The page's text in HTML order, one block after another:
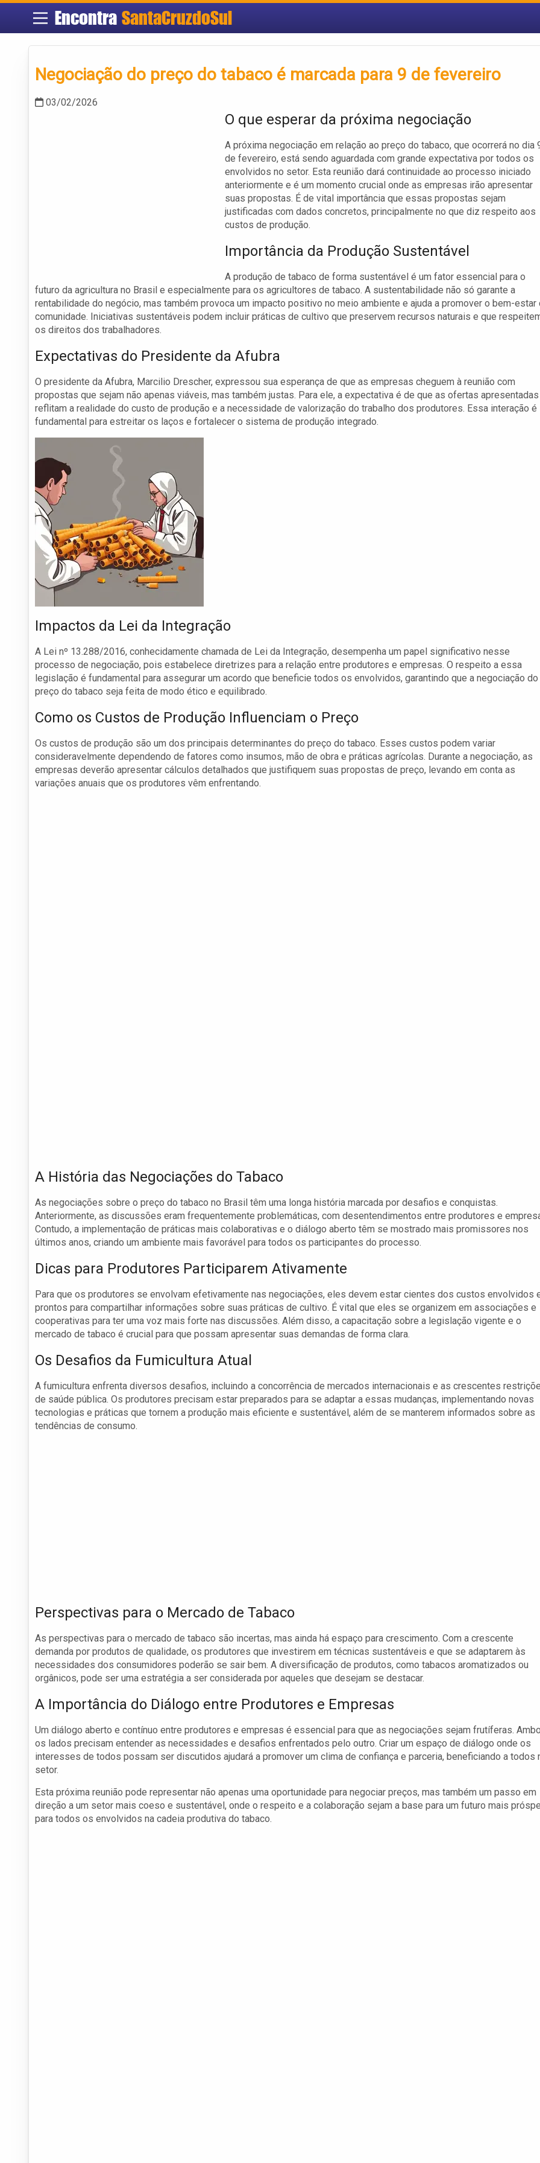
Encontra SantaCruzdoSul
Negociação do preço do tabaco é marcada para 9 de fevereiro
03/02/2026
O que esperar da próxima negociação
A próxima negociação em relação ao preço do tabaco, que ocorrerá no dia
de fevereiro, está sendo aguardada com grande expectativa por todos os
envolvidos no setor. Esta reunião dará continuidade ao processo iniciado
anteriormente e é um momento crucial onde as empresas irão apresentar
suas propostas. É de vital importância que essas propostas sejam
justificadas com dados concretos, principalmente no que diz respeito aos
custos de produção.
Importância da Produção Sustentável
A produção de tabaco de forma sustentável é um fator essencial para o
futuro da agricultura no Brasil e especialmente para os agricultores de tabaco. A sustentabilidade não só garante a
rentabilidade do negócio, mas também provoca um impacto positivo no meio ambiente e ajuda a promover o bem-estar
comunidade. Iniciativas sustentáveis podem incluir práticas de cultivo que preservem recursos naturais e que
os direitos dos trabalhadores.
Expectativas do Presidente da Afubra
O presidente da Afubra, Marcilio Drescher, expressou sua esperança de que as empresas cheguem à reunião com
propostas que sejam não apenas viáveis, mas também justas. Para ele, a expectativa é de que as ofertas apresentadas
reflitam a realidade do custo de produção e a necessidade de valorização do trabalho dos produtores. Essa interação é
fundamental para estreitar os laços e fortalecer o sistema de produção integrado.
Impactos da Lei da Integração
A Lei nº 13.288/2016, conhecidamente chamada de Lei da Integração, desempenha um papel significativo nesse
processo de negociação, pois estabelece diretrizes para a relação entre produtores e empresas. O respeito a essa
legislação é fundamental para assegurar um acordo que beneficie todos os envolvidos, garantindo que a negociação do
preço do tabaco seja feita de modo ético e equilibrado.
Como os Custos de Produção Influenciam o Preço
Os custos de produção são um dos principais determinantes do preço do tabaco. Esses custos podem variar
consideravelmente dependendo de fatores como insumos, mão de obra e práticas agrícolas. Durante a negociação, as
empresas deverão apresentar cálculos detalhados que justifiquem suas propostas de preço, levando em conta as
variações anuais que os produtores vêm enfrentando.
A História das Negociações do Tabaco
As negociações sobre o preço do tabaco no Brasil têm uma longa história marcada por desafios e conquistas.
Anteriormente, as discussões eram frequentemente problemáticas, com desentendimentos entre produtores e
Contudo, a implementação de práticas mais colaborativas e o diálogo aberto têm se mostrado mais promissores nos
últimos anos, criando um ambiente mais favorável para todos os participantes do processo.
Dicas para Produtores Participarem Ativamente
Para que os produtores se envolvam efetivamente nas negociações, eles devem estar cientes dos custos envolvidos
prontos para compartilhar informações sobre suas práticas de cultivo. É vital que eles se organizem em associações e
cooperativas para ter uma voz mais forte nas discussões. Além disso, a capacitação sobre a legislação vigente e o
mercado de tabaco é crucial para que possam apresentar suas demandas de forma clara.
Os Desafios da Fumicultura Atual
A fumicultura enfrenta diversos desafios, incluindo a concorrência de mercados internacionais e as crescentes
de saúde pública. Os produtores precisam estar preparados para se adaptar a essas mudanças, implementando novas
tecnologias e práticas que tornem a produção mais eficiente e sustentável, além de se manterem informados sobre as
tendências de consumo.
Perspectivas para o Mercado de Tabaco
As perspectivas para o mercado de tabaco são incertas, mas ainda há espaço para crescimento. Com a crescente
demanda por produtos de qualidade, os produtores que investirem em técnicas sustentáveis e que se adaptarem às
necessidades dos consumidores poderão se sair bem. A diversificação de produtos, como tabacos aromatizados ou
orgânicos, pode ser uma estratégia a ser considerada por aqueles que desejam se destacar.
A Importância do Diálogo entre Produtores e Empresas
Um diálogo aberto e contínuo entre produtores e empresas é essencial para que as negociações sejam frutíferas.
os lados precisam entender as necessidades e desafios enfrentados pelo outro. Criar um espaço de diálogo onde os
interesses de todos possam ser discutidos ajudará a promover um clima de confiança e parceria, beneficiando a todos
setor.
Esta próxima reunião pode representar não apenas uma oportunidade para negociar preços, mas também um passo em
direção a um setor mais coeso e sustentável, onde o respeito e a colaboração sejam a base para um futuro mais
para todos os envolvidos na cadeia produtiva do tabaco.